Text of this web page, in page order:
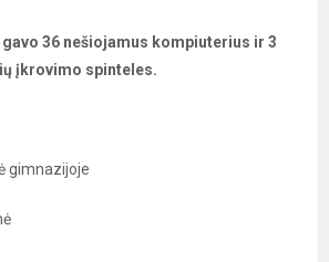
36 nešiojamus kompiuterius ir 3
įkrovimo spinteles.
gimnazijoje